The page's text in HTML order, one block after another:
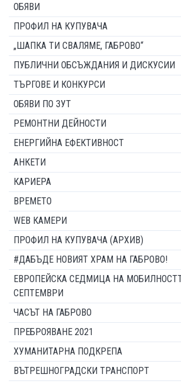
ОБЯВИ
ПРОФИЛ НА КУПУВАЧА
„ШАПКА ТИ СВАЛЯМЕ, ГАБРОВО“
ПУБЛИЧНИ ОБСЪЖДАНИЯ И ДИСКУСИИ
ТЪРГОВЕ И КОНКУРСИ
ОБЯВИ ПО ЗУТ
РЕМОНТНИ ДЕЙНОСТИ
ЕНЕРГИЙНА ЕФЕКТИВНОСТ
АНКЕТИ
КАРИЕРА
ВРЕМЕТО
WEB КАМЕРИ
ПРОФИЛ НА КУПУВАЧА (АРХИВ)
#ДАБЪДЕ НОВИЯТ ХРАМ НА ГАБРОВО!
ЕВРОПЕЙСКА СЕДМИЦА НА
СЕПТЕМВРИ
ЧАСЪТ НА ГАБРОВО
ПРЕБРОЯВАНЕ 2021
ХУМАНИТАРНА ПОДКРЕПА
ВЪТРЕШНОГРАДСКИ ТРАНСПОРТ